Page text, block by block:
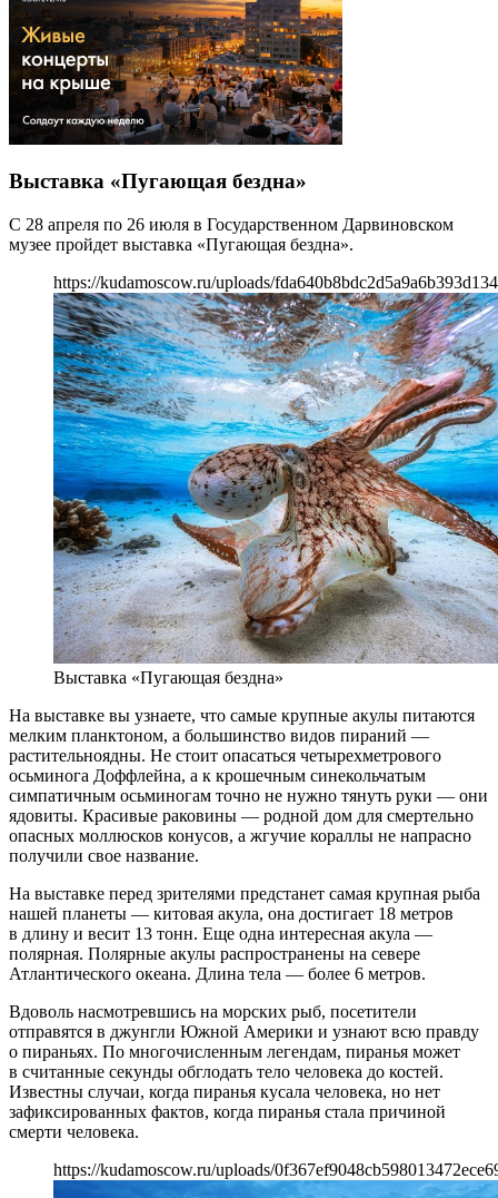
Выставка «Пугающая бездна»
С 28 апреля по 26 июля в Государственном Дарвиновском
музее пройдет выставка «Пугающая бездна».
https://kudamoscow.ru/uploads/
Выставка «Пугающая бездна»
На выставке вы узнаете, что самые крупные акулы питаются
мелким планктоном, а большинство видов пираний —
растительноядны. Не стоит опасаться четырехметрового
осьминога Доффлейна, а к крошечным синекольчатым
симпатичным осьминогам точно не нужно тянуть руки — они
ядовиты. Красивые раковины — родной дом для смертельно
опасных моллюсков конусов, а жгучие кораллы не напрасно
получили свое название.
На выставке перед зрителями предстанет самая крупная рыба
нашей планеты — китовая акула, она достигает 18 метров
в длину и весит 13 тонн. Еще одна интересная акула —
полярная. Полярные акулы распространены на севере
Атлантического океана. Длина тела — более 6 метров.
Вдоволь насмотревшись на морских рыб, посетители
отправятся в джунгли Южной Америки и узнают всю правду
о пираньях. По многочисленным легендам, пиранья может
в считанные секунды обглодать тело человека до костей.
Известны случаи, когда пиранья кусала человека, но нет
зафиксированных фактов, когда пиранья стала причиной
смерти человека.
https://kudamoscow.ru/uploads/